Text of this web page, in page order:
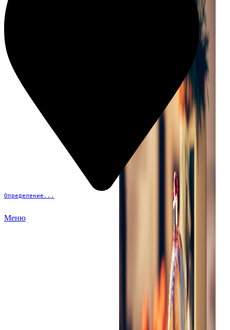
Определение...
Меню